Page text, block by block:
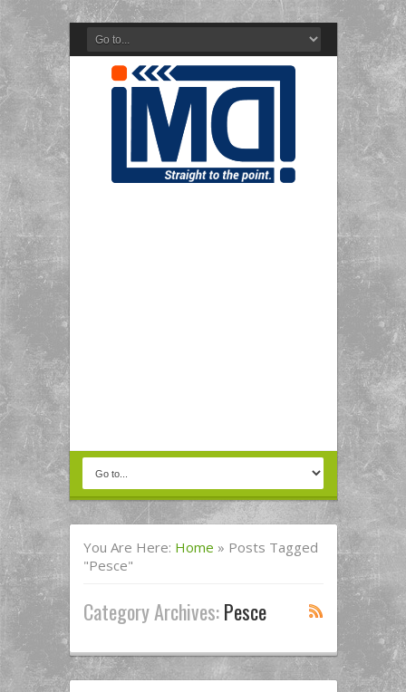
You Are Here: Home » Posts Tagged
"pesce"
Category Archives:Pesce